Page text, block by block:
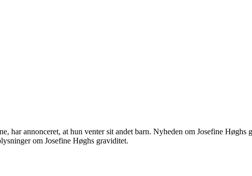
har annonceret, at hun venter sit andet barn. Nyheden om Josefine
om Josefine Høghs graviditet.